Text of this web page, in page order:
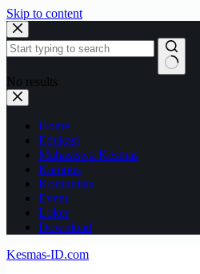
Skip to content
No results
Home
Edukasi
Mahasiswa Kesmas
Kampus
Komunitas
Event
Loker
Download
Kesmas-ID.com